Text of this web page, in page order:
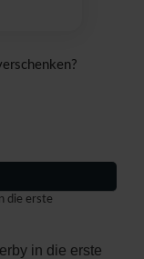
in die erste